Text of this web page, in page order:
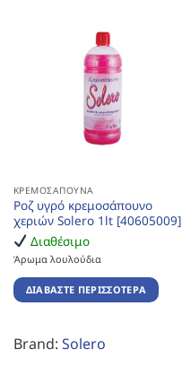
ΚΡΕΜΟΣΆΠΟΥΝΑ
Ροζ υγρό κρεμοσάπουνο
χεριών Solero 1lt [40605009]
Διαθέσιμο
Άρωμα λουλούδια
ΔΙΑΒΆΣΤΕ ΠΕΡΙΣΣΌΤΕΡΑ
Brand: Solero